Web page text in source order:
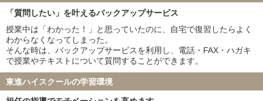
弘前大学 19名
琉球大学 21名
札幌医科大学 24名
大分大学 5名
鳥取大学 13名
徳島大学 35名
旭川医科大学 21名
秋田大学 19名
山形大学 24名
福島県立医科大学 18名
島根大学 7名
佐賀大学 27名
防衛医科大学校 59名
「質問したい」を叶えるバックアップサービス
授業中は「わかった！」と思っていたのに、自宅で復習したらよく
わからなくなってしまった。
そんな時は、バックアップサービスを利用し、電話・FAX・ハガキ
で授業やテキストについて質問することができます。
東進ハイスクールの学習環境